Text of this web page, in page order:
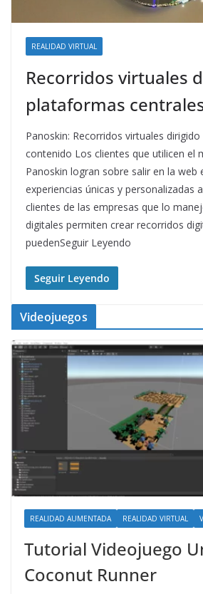
REALIDAD VIRTUAL
Recorridos virtuales
plataformas
Panoskin: Recorridos virtuales
contenido Los clientes que utilicen el
Panoskin logran sobre salir en la web
experiencias únicas y personalizadas
clientes de las empresas que lo
digitales permiten crear recorridos
puedenSeguir Leyendo
Seguir Leyendo
Videojuegos
REALIDAD AUMENTADA REALIDAD VIRTUAL
Tutorial Videojuego
Coconut Runner